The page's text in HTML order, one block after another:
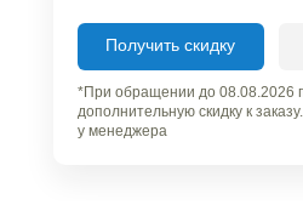
Получить скидку
*При обращении до 08.08.2026
дополнительную скидку к
у менеджера